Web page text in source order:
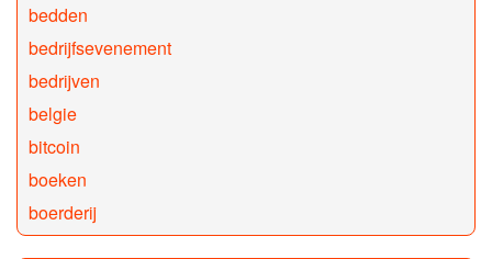
bedden
bedrijfsevenement
bedrijven
belgie
bitcoin
boeken
boerderij